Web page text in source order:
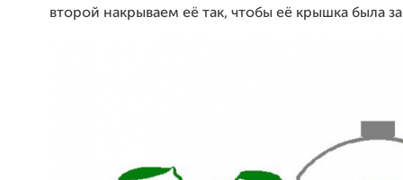
второй накрываем её так, чтобы её крышка была